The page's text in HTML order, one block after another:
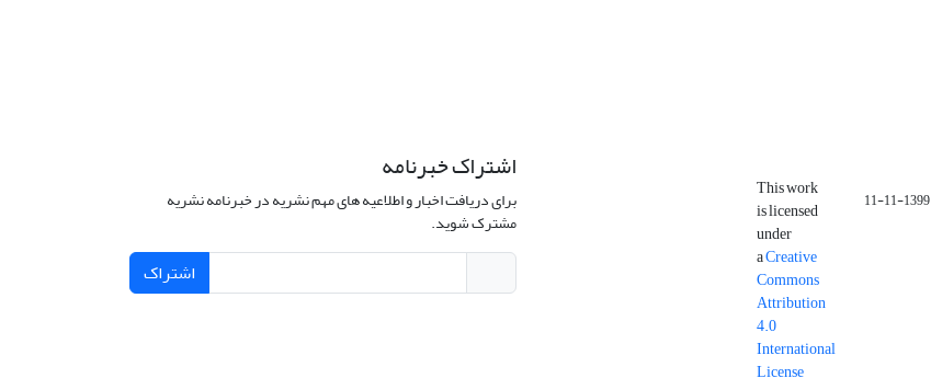
1399-11-11
This work
is licensed
under
aCreative
Commons
Attribution
4.0
International
License
اشتراک خبرنامه
برای دریافت اخبار و اطلاعیه های مهم نشریه در خبرنامه نشریه
مشترک شوید.
اشتراک